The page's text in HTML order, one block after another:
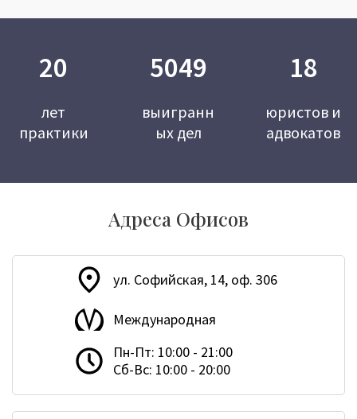
20
лет
практики
5049
выигранн
ых дел
18
юристов и
адвокатов
Адреса Офисов
ул. Софийская, 14, оф. 306
Международная
Пн-Пт: 10:00 - 21:00
Сб-Вс: 10:00 - 20:00